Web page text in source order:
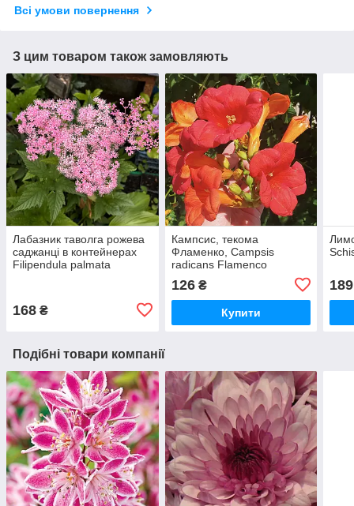
Всі умови повернення
З цим товаром також замовляють
Лабазник таволга рожева
саджанці в контейнерах
Filipendula palmata
168 ₴
Кампсис, текома
Фламенко, Campsis
radicans Flamenco
126₴
Купити
189
Подібні товари компанії